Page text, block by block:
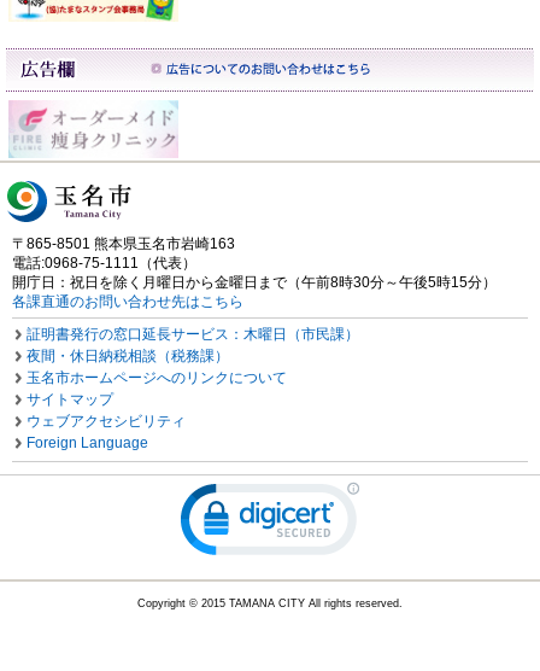
〒865-8501 熊本県玉名市岩崎163
電話:0968-75-1111（代表）
開庁日：祝日を除く月曜日から金曜日まで（午前8時30分～午後5時15分）
各課直通のお問い合わせ先はこちら
証明書発行の窓口延長サービス：木曜日（市民課）
夜間・休日納税相談（税務課）
玉名市ホームページへのリンクについて
サイトマップ
ウェブアクセシビリティ
Foreign Language
Copyright © 2015 TAMANA CITY All rights reserved.